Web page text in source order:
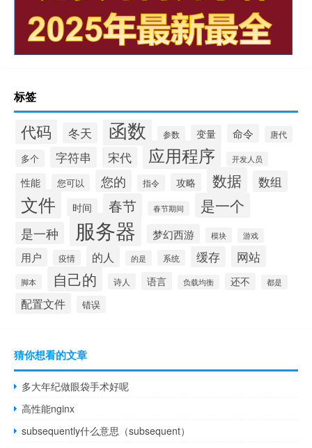
标签
代码 冬天 函数 参数 变量 命令 唐代
多个 字符串 宋代 应用程序 开发人员
性能 您可以 您的 指令 攻略 数据 数组
文件 时间 春节 春节期间 是一个
是一种 服务器 梦幻西游 模块 游戏
用户 疫情 的人 的是 系统 缓存 网站
脚本 自己的 诗人 语言 负载均衡 还不 都是
配置文件 错误
猜你想看的文章
多大年纪做眼袋手术好呢
高性能nginx
subsequently什么意思（subsequent）